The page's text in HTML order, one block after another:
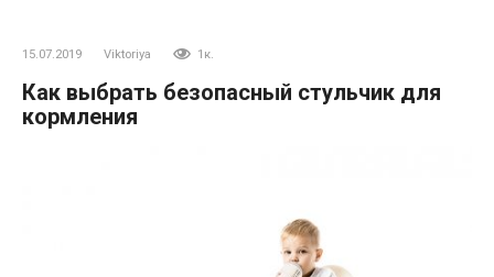
15.07.2019 Viktoriya 1к.
Как выбрать безопасный стульчик для
кормления